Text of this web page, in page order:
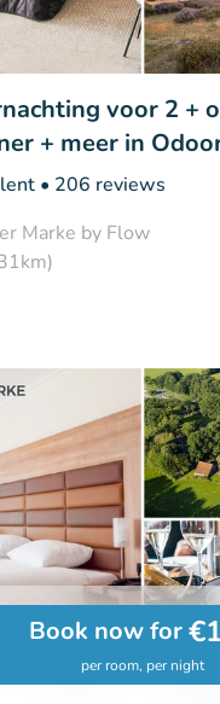
Search
Book now for
per room, per night
voor 2 +
+ meer in
• 206 reviews
Marke by Flow